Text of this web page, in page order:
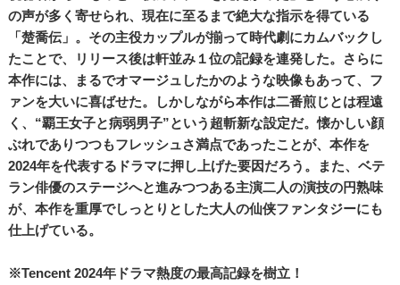
の声が多く寄せられ、現在に至るまで絶大な指示を得ている
「楚喬伝」。その主役カップルが揃って時代劇にカムバックし
たことで、リリース後は軒並み１位の記録を連発した。さらに
本作には、まるでオマージュしたかのような映像もあって、フ
ァンを大いに喜ばせた。しかしながら本作は二番煎じとは程遠
く、“覇王女子と病弱男子”という超斬新な設定だ。懐かしい顔
ぶれでありつつもフレッシュさ満点であったことが、本作を
2024年を代表するドラマに押し上げた要因だろう。また、ベテ
ラン俳優のステージへと進みつつある主演二人の演技の円熟味
が、本作を重厚でしっとりとした大人の仙侠ファンタジーにも
仕上げている。
※Tencent 2024年ドラマ熱度の最高記録を樹立！